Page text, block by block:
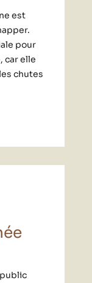
est
pour
car elle
chutes